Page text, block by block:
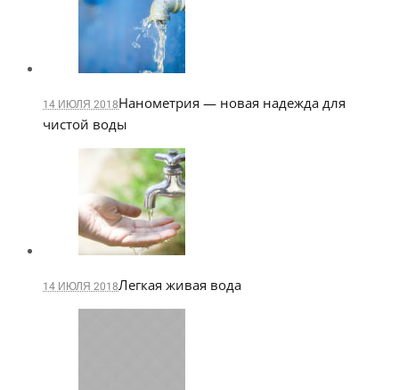
14 ИЮЛЯ 2018Нанометрия — новая надежда для
чистой воды
14 ИЮЛЯ 2018Легкая живая вода